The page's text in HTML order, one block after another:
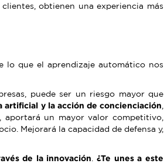
obtienen una experiencia más
lo que el aprendizaje automático nos
puede ser un riesgo mayor que
y la acción de concienciación
un mayor valor competitivo,
Mejorará la capacidad de defensa y,
de la innovación .¿Te unes a este